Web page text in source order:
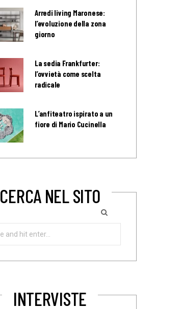
Arredi living Maronese:
l’evoluzione della zona
giorno
La sedia Frankfurter:
l’ovvietà come scelta
radicale
L’anfiteatro ispirato a un
fiore di Mario Cucinella
CERCA NEL SITO
INTERVISTE